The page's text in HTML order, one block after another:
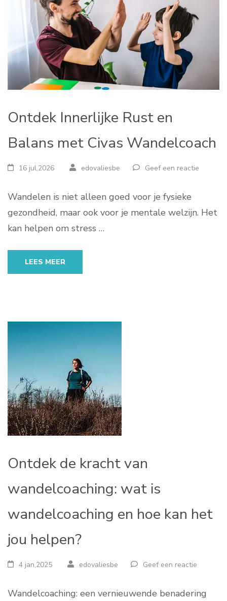
Ontdek Innerlijke Rust en
Balans met Civas Wandelcoach
16 jul,2026 edovaliesbe Geef een reactie
Wandelen is niet alleen goed voor je fysieke
gezondheid, maar ook voor je mentale welzijn. Het
kan helpen om stress …
LEES MEER
Ontdek de kracht van
wandelcoaching: wat is
wandelcoaching en hoe kan het
jou helpen?
4 jan,2025 edovaliesbe Geef een reactie
Wandelcoaching: een vernieuwende benadering